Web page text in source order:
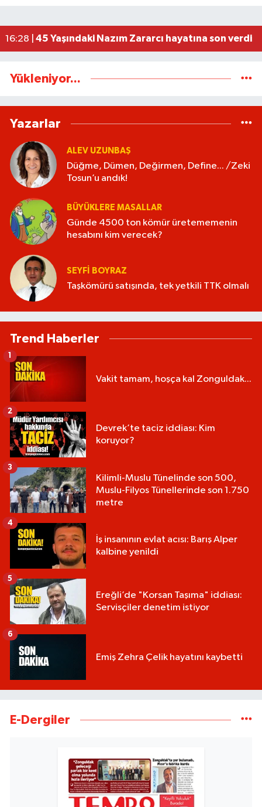
16:28 | 45 Yaşındaki Nazım Zararcı hayatına son verdi
Yükleniyor...
Yazarlar
ALEV UZUNBAŞ
Düğme, Dümen, Değirmen, Define... /Zeki
Tosun’u andık!
BÜYÜKLERE MASALLAR
Günde 4500 ton kömür üretememenin
hesabını kim verecek?
SEYFI BOYRAZ
Taşkömürü satışında, tek yetkili TTK olmalı
Trend Haberler
Vakit tamam, hoşça kal Zonguldak...
Devrek’te taciz iddiası: Kim
koruyor?
2
Kilimli-Muslu Tünelinde son 500,
Muslu-Filyos Tünellerinde son 1.750
metre
3
İş insanının evlat acısı: Barış Alper
kalbine yenildi
4
Ereğli’de "Korsan Taşıma" iddiası:
Servisçiler denetim istiyor
5
Emiş Zehra Çelik hayatını kaybetti
6
E-Dergiler